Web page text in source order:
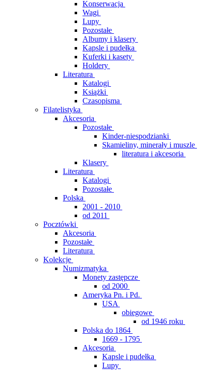
Konserwacja
Wagi
Lupy
Pozostałe
Albumy i klasery
Kapsle i pudełka
Kuferki i kasety
Holdery
Literatura
Katalogi
Książki
Czasopisma
Filatelistyka
Akcesoria
Pozostałe
Kinder-niespodzianki
Skamieliny, minerały i muszle
literatura i akcesoria
Klasery
Literatura
Katalogi
Pozostałe
Polska
2001 - 2010
od 2011
Pocztówki
Akcesoria
Pozostałe
Literatura
Kolekcje
Numizmatyka
Monety zastępcze
od 2000
Ameryka Pn. i Pd.
USA
obiegowe
od 1946 roku
Polska do 1864
1669 - 1795
Akcesoria
Kapsle i pudełka
Lupy